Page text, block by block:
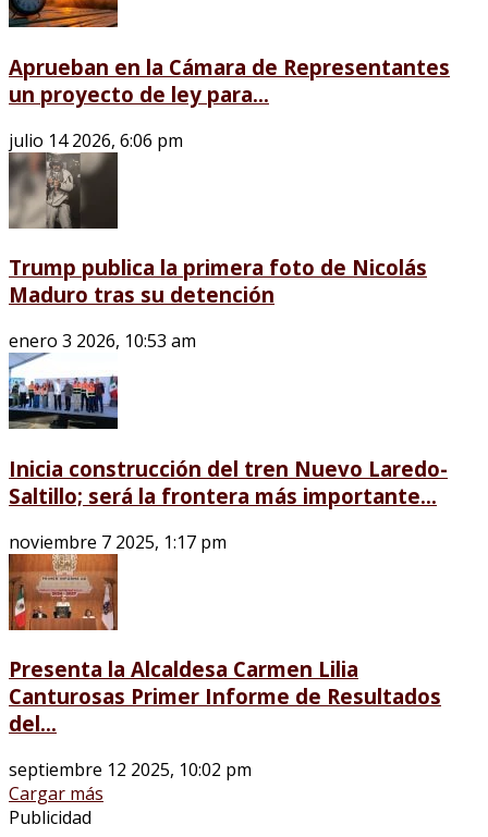
Aprueban en la Cámara de Representantes
un proyecto de ley para...
julio 14 2026, 6:06 pm
Trump publica la primera foto de Nicolás
Maduro tras su detención
enero 3 2026, 10:53 am
Inicia construcción del tren Nuevo Laredo-
Saltillo; será la frontera más importante...
noviembre 7 2025, 1:17 pm
Presenta la Alcaldesa Carmen Lilia
Canturosas Primer Informe de Resultados
del...
septiembre 12 2025, 10:02 pm
Cargar más
Publicidad